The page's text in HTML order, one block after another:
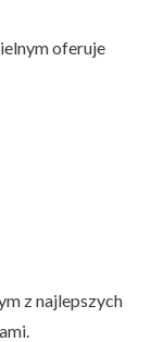
oferuje
z najlepszych